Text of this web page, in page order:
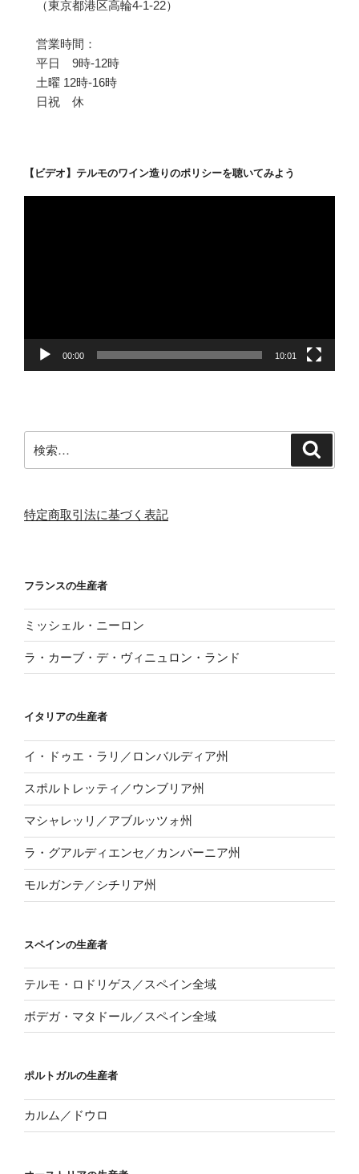
（東京都港区高輪4-1-22）
営業時間：
平日 9時-12時
土曜 12時-16時
日祝 休
【ビデオ】テルモのワイン造りのポリシーを聴いてみよう
00:00 10:01
索:
特定商取引法に基づく表記
フランスの生産者
ミッシェル・ニーロン
ラ・カーブ・デ・ヴィニュロン・ランド
イタリアの生産者
イ・ドゥエ・ラリ／ロンバルディア州
スポルトレッティ／ウンブリア州
マシャレッリ／アブルッツォ州
ラ・グアルディエンセ／カンパーニア州
モルガンテ／シチリア州
スペインの生産者
テルモ・ロドリゲス／スペイン全域
ボデガ・マタドール／スペイン全域
ポルトガルの生産者
カルム／ドウロ